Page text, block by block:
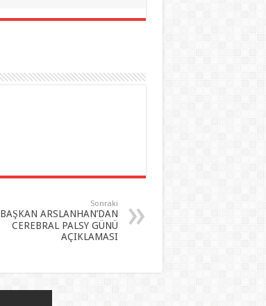
Sonraki
BAŞKAN ARSLANHAN’DAN
CEREBRAL PALSY GÜNÜ
AÇIKLAMASI